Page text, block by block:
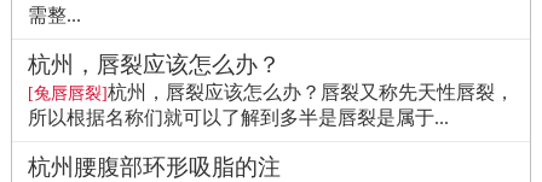
需整...
杭州，唇裂应该怎么办？
[兔唇唇裂]杭州，唇裂应该怎么办？唇裂又称先天性唇裂，
所以根据名称们就可以了解到多半是唇裂是属于...
杭州腰腹部环形吸脂的注